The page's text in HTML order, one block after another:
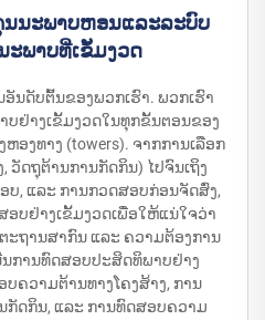
ນະພາບຫອນແລະລະບົບ
ພາບທີ່ເຂັ້ມງວດ
ນດັບຕົ້ນຂອງພວກເຮົາ. ພວກເຮົາ
ຢ່າງເຂັ້ມງວດໃນທຸກຂັ້ນຕອນຂອງ
ອງທາງ (towers). ຈາກການເລືອກ
ວັດຖຸຕ້ານການກັດກິນ) ໄປຈົນເຖິງ
ບ, ແລະ ການກວດສອບກ່ອນຈັດສົ່ງ,
ບຢ່າງເຂັ້ມງວດເພື່ອໃຫ້ແນ່ໃຈວ່າ
ະຖານສາກົນ ແລະ ຄວາມຕ້ອງການ
ນການທົດສອບປະສິດທິພາບຢ່າງ
ຄວາມຕ້ານທາງໂຄງສ້າງ, ການ
ດກິນ, ແລະ ການທົດສອບຄວາມ